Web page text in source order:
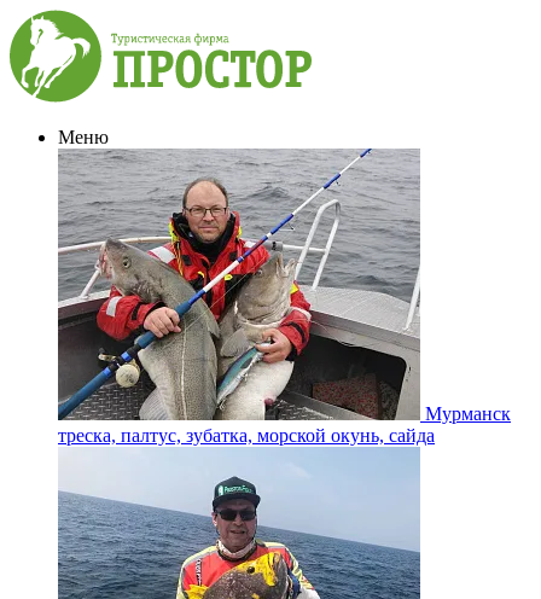
Меню
Мурманск
треска, палтус, зубатка, морской окунь, сайда